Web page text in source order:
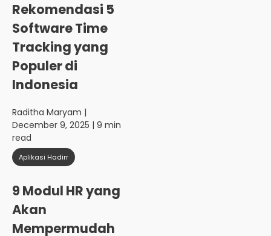
Rekomendasi 5
Software Time
Tracking yang
Populer di
Indonesia
Raditha Maryam |
December 9, 2025 | 9 min
read
Aplikasi Hadirr
9 Modul HR yang
Akan
Mempermudah